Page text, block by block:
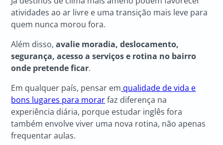
atividades ao ar livre e uma transição mais leve para
quem nunca morou fora.
Além disso,avalie moradia, deslocamento,
segurança, acesso a serviços e rotina no bairro
onde pretende ficar.
Em qualquer país, pensar em qualidade de vida e
bons lugares para morarfaz diferença na
experiência diária, porque estudar inglês fora
também envolve viver uma nova rotina, não apenas
frequentar aulas.